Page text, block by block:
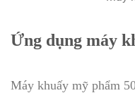
Ứng dụng máy
Máy khuấy mỹ phẩm